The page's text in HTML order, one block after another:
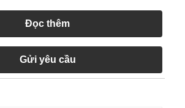
Đọc thêm
Gửi yêu cầu